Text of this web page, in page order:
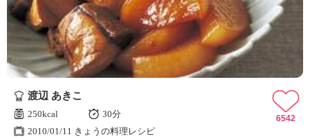
渡辺 あきこ
250kcal
30分
2010/01/11 きょうの料理レシピ
6542